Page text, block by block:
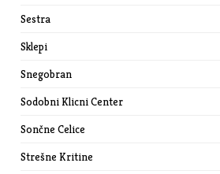
Sestra
Sklepi
Snegobran
Sodobni Klicni Center
Sončne Celice
Strešne Kritine